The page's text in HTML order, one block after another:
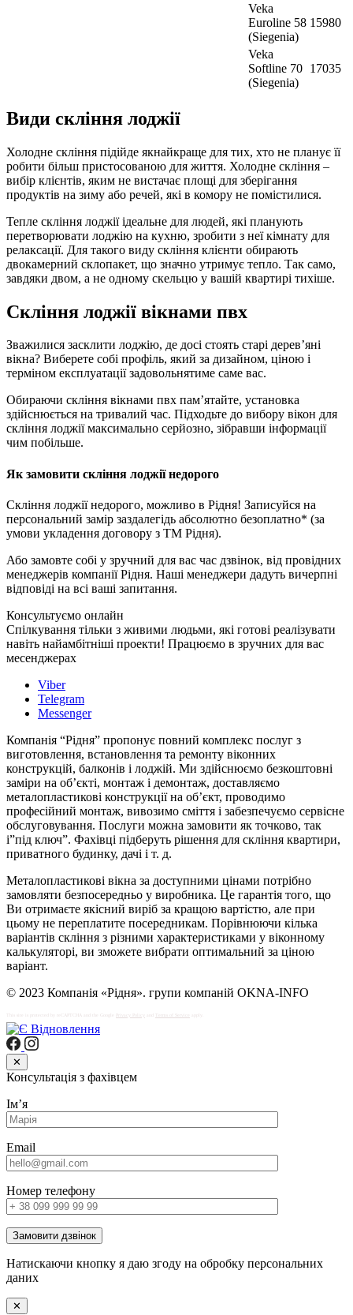
Veka
Euroline 58
(Siegenia)
15980
Veka
Softline 70
(Siegenia)
17035
Види скління лоджії
Холодне скління підійде якнайкраще для тих, хто не планує її
робити більш пристосованою для життя. Холодне скління –
вибір клієнтів, яким не вистачає площі для зберігання
продуктів на зиму або речей, які в комору не помістилися.
Тепле скління лоджії ідеальне для людей, які планують
перетворювати лоджію на кухню, зробити з неї кімнату для
релаксації. Для такого виду скління клієнти обирають
двокамерний склопакет, що значно утримує тепло. Так само,
завдяки двом, а не одному скельцю у вашій квартирі тихіше.
Скління лоджії вікнами пвх
Зважилися засклити лоджію, де досі стоять старі дерев’яні
вікна? Виберете собі профіль, який за дизайном, ціною і
терміном експлуатації задовольнятиме саме вас.
Обираючи скління вікнами пвх пам’ятайте, установка
здійснюється на тривалий час. Підходьте до вибору вікон для
скління лоджії максимально серйозно, зібравши інформації
чим побільше.
Як замовити скління лоджії недорого
Скління лоджії недорого, можливо в Рідня! Записуйся на
персональний замір заздалегідь абсолютно безоплатно* (за
умови укладення договору з ТМ Рідня).
Або замовте собі у зручний для вас час дзвінок, від провідних
менеджерів компанії Рідня. Наші менеджери дадуть вичерпні
відповіді на всі ваші запитання.
Консультуємо онлайн
Спілкування тільки з живими людьми, які готові реалізувати
навіть найамбітніші проекти! Працюємо в зручних для вас
месенджерах
Viber
Telegram
Messenger
Компанія “Рідня” пропонує повний комплекс послуг з
виготовлення, встановлення та ремонту віконних
конструкцій, балконів і лоджій. Ми здійснюємо безкоштовні
заміри на об’єкті, монтаж і демонтаж, доставляємо
металопластикові конструкції на об’єкт, проводимо
професійний монтаж, вивозимо сміття і забезпечуємо сервісне
обслуговування. Послуги можна замовити як точково, так
і”під ключ”. Фахівці підберуть рішення для скління квартири,
приватного будинку, дачі і т. д.
Металопластикові вікна за доступними цінами потрібно
замовляти безпосередньо у виробника. Це гарантія того, що
Ви отримаєте якісний виріб за кращою вартістю, але при
цьому не переплатите посередникам. Порівнюючи кілька
варіантів скління з різними характеристиками у віконному
калькуляторі, ви зможете вибрати оптимальний за ціною
варіант.
© 2023 Компанія «Рідня». групи компаній OKNA-INFO
Terms of Service
✕
Консультація з фахівцем
Імʼя
Email
Номер телефону
Замовити дзвінок
Натискаючи кнопку я даю згоду на обробку персональних
даних
✕